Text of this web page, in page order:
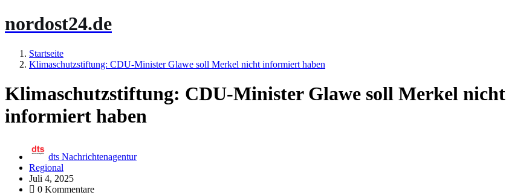
nordost24.de
Startseite
Klimaschutzstiftung: CDU-Minister Glawe soll Merkel nicht informiert haben
Klimaschutzstiftung: CDU-Minister Glawe soll Merkel nicht
informiert haben
dts Nachrichtenagentur
Regional
Juli 4, 2025
0 Kommentare